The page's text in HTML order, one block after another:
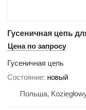
Гусеничная цепь
Цена по запросу
Гусеничная цепь
Состояние новый
Польша,